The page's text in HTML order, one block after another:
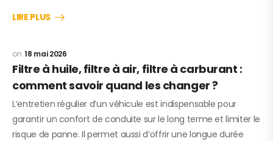
LIRE PLUS
18 mai 2026
Filtre à huile, filtre à air, filtre à carburant :
comment savoir quand les changer ?
L’entretien régulier d’un véhicule est indispensable pour
garantir un confort de conduite sur le long terme et limiter le
risque de panne. Il permet aussi d’offrir une longue durée